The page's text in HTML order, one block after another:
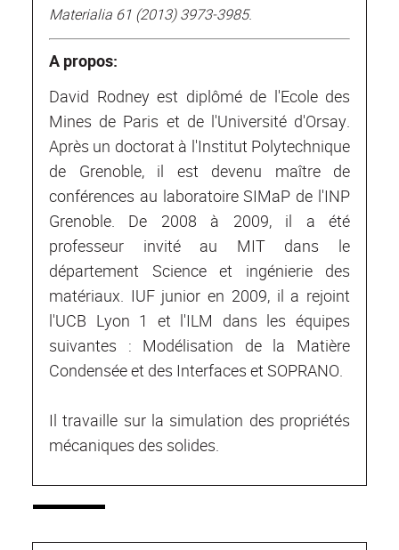
Materialia 61 (2013) 3973-3985.
A propos:
David Rodney est diplômé de l'Ecole des
Mines de Paris et de l'Université d'Orsay.
Après un doctorat à l'Institut Polytechnique
de Grenoble, il est devenu maître de
conférences au laboratoire SIMaP de l'INP
Grenoble. De 2008 à 2009, il a été
professeur invité au MIT dans le
département Science et ingénierie des
matériaux. IUF junior en 2009, il a rejoint
l'UCB Lyon 1 et l'ILM dans les équipes
suivantes : Modélisation de la Matière
Condensée et des Interfaces et SOPRANO.
Il travaille sur la simulation des propriétés
mécaniques des solides.